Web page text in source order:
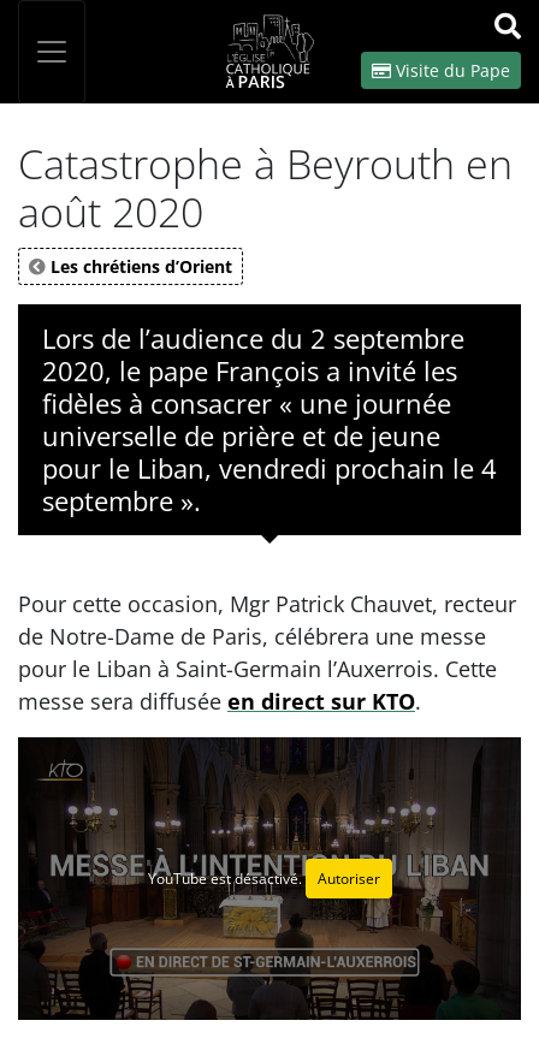
OK
Visite du Pape
Catastrophe à Beyrouth en
août 2020
Les chrétiens d’Orient
Lors de l’audience du 2 septembre
2020, le pape François a invité les
fidèles à consacrer « une journée
universelle de prière et de jeune
pour le Liban, vendredi prochain le 4
septembre ».
Pour cette occasion, Mgr Patrick Chauvet, recteur
de Notre-Dame de Paris, célébrera une messe
pour le Liban à Saint-Germain l’Auxerrois. Cette
messe sera diffusée en direct sur KTO.
YouTube est désactivé. Autoriser
Panneau de gestion des cookies